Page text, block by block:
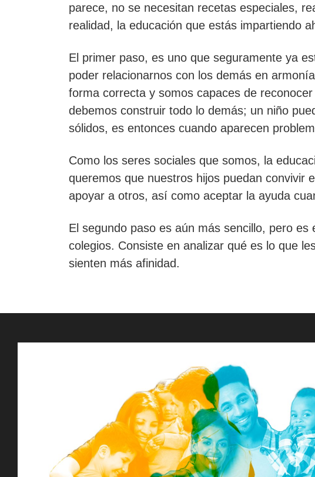
parece, no se necesitan recetas especiales,
realidad, la educación que estás impartiendo
El primer paso, es uno que seguramente ya
poder relacionarnos con los demás en
forma correcta y somos capaces de
debemos construir todo lo demás; un niño
sólidos, es entonces cuando aparecen
Como los seres sociales que somos, la
queremos que nuestros hijos puedan convivir
apoyar a otros, así como aceptar la ayuda
El segundo paso es aún más sencillo, pero
colegios. Consiste en analizar qué es lo que
sienten más afinidad.